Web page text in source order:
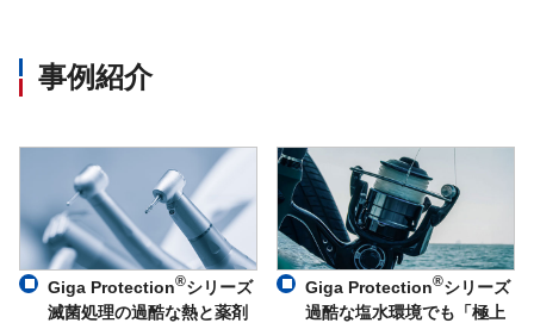
事例紹介
Giga Protection®シリーズ
滅菌処理の過酷な熱と薬剤
Giga Protection®シリーズ
過酷な塩水環境でも「極上